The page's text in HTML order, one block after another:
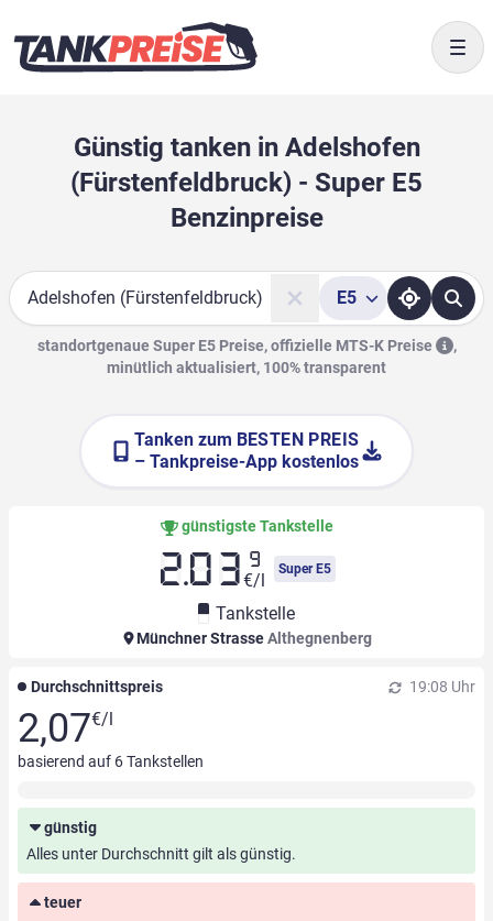
Günstig tanken in Adelshofen
(Fürstenfeldbruck) - Super E5
Benzinpreise
Suche
E5
standortgenaue Super E5 Preise, offizielle MTS-K Preise
,
minütlich aktualisiert, 100% transparent
Tanken zum BESTEN PREIS
– Tankpreise-App kostenlos
günstigste Tankstelle
2.03 9
€/l
Super E5
Tankstelle
Münchner StrasseAlthegnenberg
Durchschnittspreis 19:08 Uhr
2,07€/l
basierend auf 6Tankstellen
günstig
Alles unter Durchschnitt gilt als günstig.
teuer